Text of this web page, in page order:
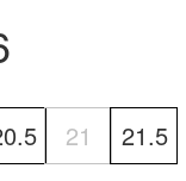
21
21.5